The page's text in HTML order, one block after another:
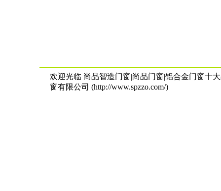
欢迎光临 尚品智造门窗|尚品门窗|铝合金门窗十
窗有限公司 (http://www.spzzo.com/)